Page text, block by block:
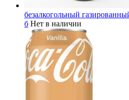
безалкогольный
б Нет в наличии